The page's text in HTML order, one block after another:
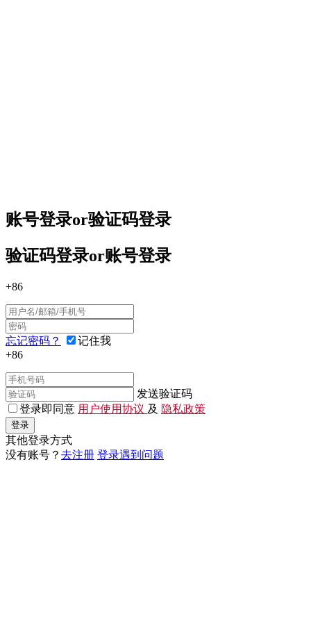
账号登录or验证码登录
验证码登录or账号登录
+86
忘记密码？
记住我
+86
发送验证码
登录即同意 用户使用协议 及 隐私政策
登录
其他登录方式
没有账号？ 去注册 登录遇到问题